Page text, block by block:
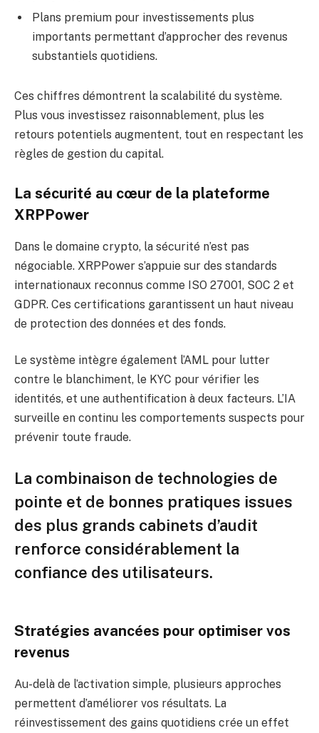
Plans premium pour investissements plus
importants permettant d’approcher des revenus
substantiels quotidiens.
Ces chiffres démontrent la scalabilité du système.
Plus vous investissez raisonnablement, plus les
retours potentiels augmentent, tout en respectant les
règles de gestion du capital.
La sécurité au cœur de la plateforme
XRPPower
Dans le domaine crypto, la sécurité n’est pas
négociable. XRPPower s’appuie sur des standards
internationaux reconnus comme ISO 27001, SOC 2 et
GDPR. Ces certifications garantissent un haut niveau
de protection des données et des fonds.
Le système intègre également l’AML pour lutter
contre le blanchiment, le KYC pour vérifier les
identités, et une authentification à deux facteurs. L’IA
surveille en continu les comportements suspects pour
prévenir toute fraude.
La combinaison de technologies de
pointe et de bonnes pratiques issues
des plus grands cabinets d’audit
renforce considérablement la
confiance des utilisateurs.
Stratégies avancées pour optimiser vos
revenus
Au-delà de l’activation simple, plusieurs approches
permettent d’améliorer vos résultats. La
réinvestissement des gains quotidiens crée un effet